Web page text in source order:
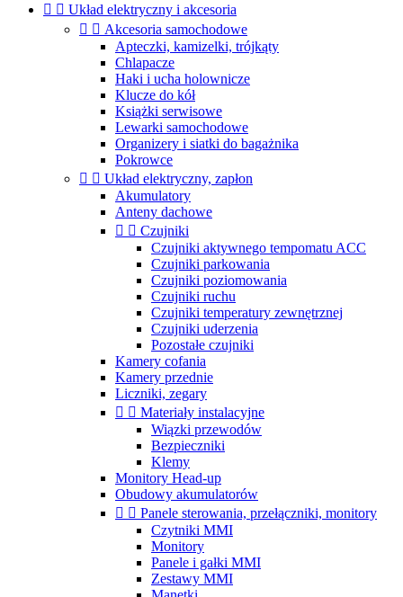
  Układ elektryczny i akcesoria
  Akcesoria samochodowe
Apteczki, kamizelki, trójkąty
Chlapacze
Haki i ucha holownicze
Klucze do kół
Książki serwisowe
Lewarki samochodowe
Organizery i siatki do bagażnika
Pokrowce
  Układ elektryczny, zapłon
Akumulatory
Anteny dachowe
  Czujniki
Czujniki aktywnego tempomatu ACC
Czujniki parkowania
Czujniki poziomowania
Czujniki ruchu
Czujniki temperatury zewnętrznej
Czujniki uderzenia
Pozostałe czujniki
Kamery cofania
Kamery przednie
Liczniki, zegary
  Materiały instalacyjne
Wiązki przewodów
Bezpieczniki
Klemy
Monitory Head-up
Obudowy akumulatorów
  Panele sterowania, przełączniki, monitory
Czytniki MMI
Monitory
Panele i gałki MMI
Zestawy MMI